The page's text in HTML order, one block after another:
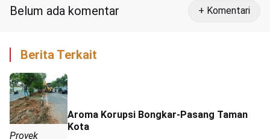
Belum ada komentar + Komentari
Berita Terkait
Proyek
Aroma Korupsi Bongkar-Pasang Taman
Kota